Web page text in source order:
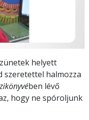
helyett
szeretettel halmozza
ben lévő
hogy ne spóroljunk